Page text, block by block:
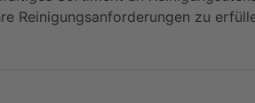
Reinigungsanforderungen zu